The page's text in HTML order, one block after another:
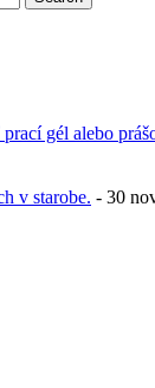
gél alebo
v starobe. - 30